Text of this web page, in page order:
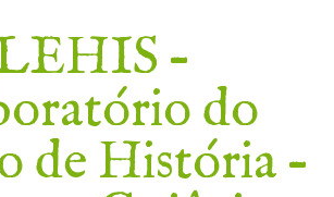
–
do
de História –